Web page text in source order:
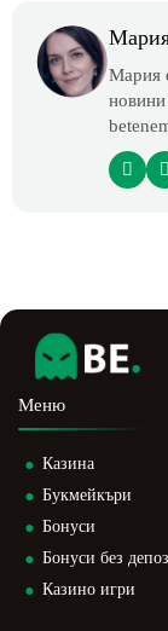
Мария
Меню
Казина
Букмейкъри
Бонуси
Бонуси без
Казино игри